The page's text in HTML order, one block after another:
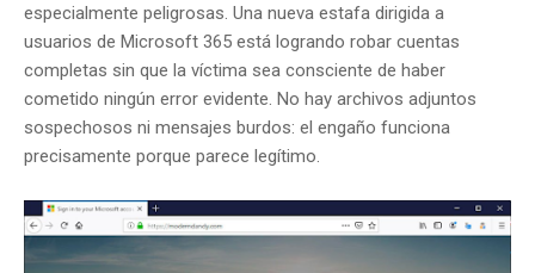
especialmente peligrosas. Una nueva estafa dirigida a
usuarios de Microsoft 365 está logrando robar cuentas
completas sin que la víctima sea consciente de haber
cometido ningún error evidente. No hay archivos adjuntos
sospechosos ni mensajes burdos: el engaño funciona
precisamente porque parece legítimo.